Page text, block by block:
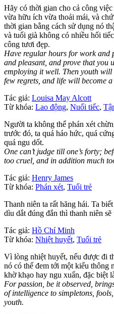
Hãy có thời gian cho cả công
vừa hữu ích vừa thoải mái, và
thời gian bằng cách sử dụng nó
và tuổi già không có nhiều hối
công tươi đẹp.
Have regular hours for work and
and pleasant, and prove that you
employing it well. Then youth
few regrets, and life will become a
Tác giả: Louisa May Alcott
Từ khóa: Lao động, Nuối tiếc,
Người ta không thể phán xét
trước đó, ta quá háo hức, quá
quá ngu dốt.
One can’t judge till one’s forty;
too cruel, and in addition much
Tác giả: Henry James
Từ khóa: Phán xét, Tuổi trẻ
Thanh niên ta rất hăng hái. Ta
dìu dắt đúng đắn thì thanh niên
Tác giả: Hồ Chí Minh
Từ khóa: Nhiệt huyết, Tuổi trẻ
Vì lòng nhiệt huyết, nếu được đi
nó có thể đem tới một kiểu thông
khờ khạo hay ngu xuẩn, đặc biệt
For passion, be it observed,
of intelligence to simpletons,
youth.